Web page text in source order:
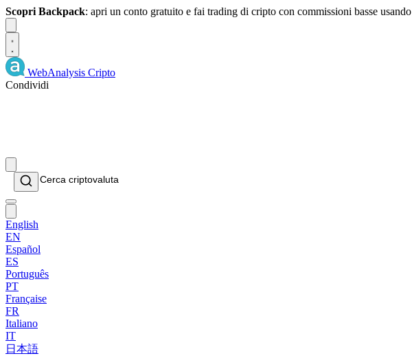
Scopri Backpack: apri un conto gratuito e fai trading di cripto con commissioni basse usando
WebAnalysis Cripto
Condividi
English
EN
Español
ES
Português
PT
Française
FR
Italiano
IT
日本語